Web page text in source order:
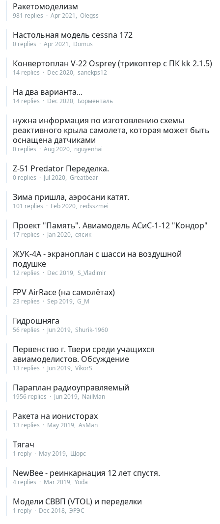
Ракетомоделизм
981 replies Apr 2021 Olegss
Настольная модель cessna 172
0 replies Apr 2021 Domus
Конвертоплан V-22 Osprey (трикоптер с ПК kk 2.1.5)
14 replies Dec 2020 sanekps12
На два варианта...
14 replies Dec 2020 Борменталь
нужна информация по изготовлению схемы
реактивного крыла самолета, которая может быть
оснащена датчиками
0 replies Aug 2020 nguyenhai
Z-51 Predator Переделка.
0 replies Jul 2020 Greatbear
Зима пришла, аэросани катят.
101 replies Feb 2020 redsszmei
Проект "Память". Авиамодель АСиС-1-12 "Кондор"
17 replies Jan 2020 сясик
ЖУК-4А - экраноплан с шасси на воздушной
подушке
12 replies Dec 2019 S_Vladimir
FPV AirRace (на самолётах)
23 replies Sep 2019 G_M
Гидрошняга
56 replies Jun 2019 Shurik-1960
Первенство г. Твери среди учащихся
авиамоделистов. Обсуждение
13 replies Jun 2019 VikorS
Параплан радиоуправляемый
1956 replies Jun 2019 NailMan
Ракета на ионисторах
13 replies May 2019 AsMan
Тягач
1 reply May 2019 Щорс
NewBee - реинкарнация 12 лет спустя.
4 replies Mar 2019 Yoda
Модели СВВП (VTOL) и переделки
1 reply Dec 2018 ЭРЭС